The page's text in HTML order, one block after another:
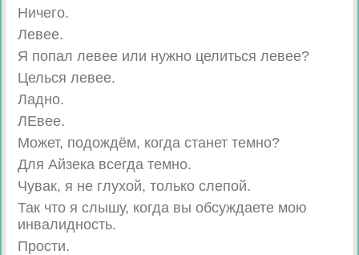
Ничего.
Левее.
Я попал левее или нужно целиться левее?
Целься левее.
Ладно.
ЛЕвее.
Может, подождём, когда станет темно?
Для Айзека всегда темно.
Чувак, я не глухой, только слепой.
Так что я слышу, когда вы обсуждаете мою
инвалидность.
Прости.